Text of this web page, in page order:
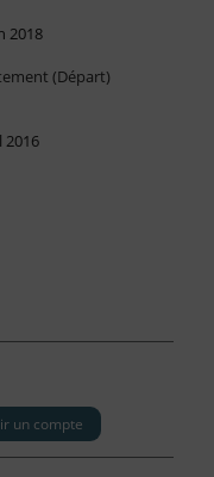
2018
(Départ)
2016
un compte